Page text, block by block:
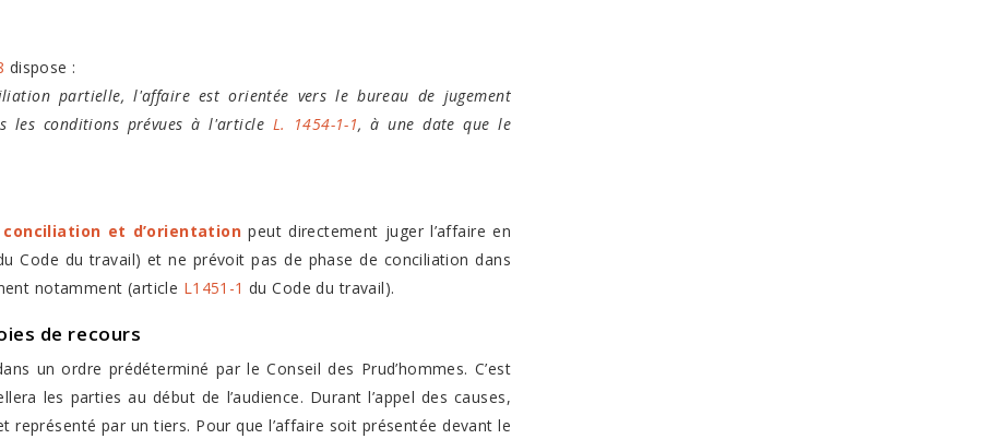
dispose :
partielle, l'affaire est orientée vers le bureau de jugement
les conditions prévues à l'article L. 1454-1-1, à une date que le
conciliation et d’orientation peut directement juger l’affaire en
Code du travail) et ne prévoit pas de phase de conciliation dans
notamment (article L1451-1 du Code du travail).
de recours
un ordre prédéterminé par le Conseil des Prud’hommes. C’est
les parties au début de l’audience. Durant l’appel des causes,
représenté par un tiers. Pour que l’affaire soit présentée devant le